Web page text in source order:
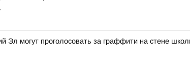
Эл могут проголосовать за граффити на стене